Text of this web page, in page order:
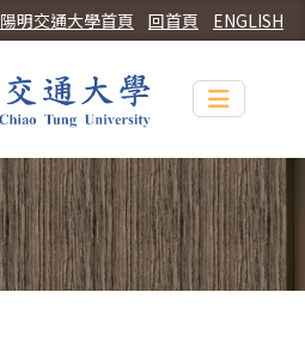
ENGLISH
回首頁
陽明交通大學首頁
Toggle